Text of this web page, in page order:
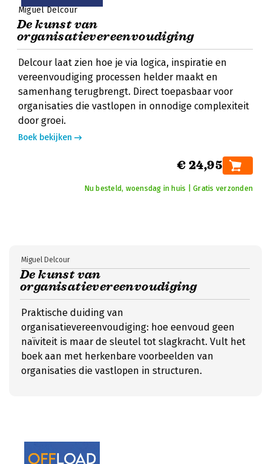
Miguel Delcour
De kunst van
organisatievereenvoudiging
Delcour laat zien hoe je via logica, inspiratie en
vereenvoudiging processen helder maakt en
samenhang terugbrengt. Direct toepasbaar voor
organisaties die vastlopen in onnodige complexiteit
door groei.
Boek bekijken
€ 24,95
Nu besteld, woensdag in huis | Gratis verzonden
De kunst van
organisatievereenvoudiging
Miguel Delcour
Praktische duiding van
organisatievereenvoudiging: hoe eenvoud geen
naïviteit is maar de sleutel tot slagkracht. Vult het
boek aan met herkenbare voorbeelden van
organisaties die vastlopen in structuren.